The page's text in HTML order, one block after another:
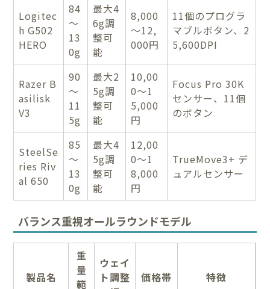
Logitec
h G502
HERO
84
～
13
0g
最大4
6g調
整可
能
8,000
～12,
000円
11個のプログラ
マブルボタン、2
5,600DPI
Razer B
asilisk
V3
90
～
11
5g
最大2
5g調
整可
能
10,00
0～1
5,000
円
Focus Pro 30K
センサー、11個
のボタン
SteelSe
ries Riv
al 650
85
～
13
0g
最大4
5g調
整可
能
12,00
0～1
8,000
円
TrueMove3+ デ
ュアルセンサー
バランス重視オールラウンドモデル
製品名
重
量
範
ウェイ
ト調整
価格帯 特徴